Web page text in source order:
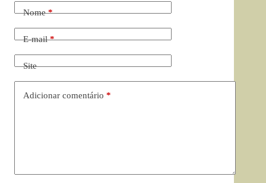
Nome*
E-mail*
Site
Adicionar comentário *